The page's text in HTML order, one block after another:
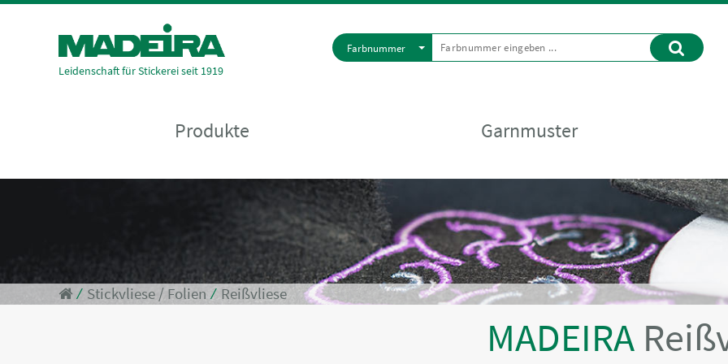
Leidenschaft für Stickerei seit 1919
Farbnummer
Produkte Garnmuster
⁄ Stickvliese / Folien ⁄ Reißvliese
MADEIRA